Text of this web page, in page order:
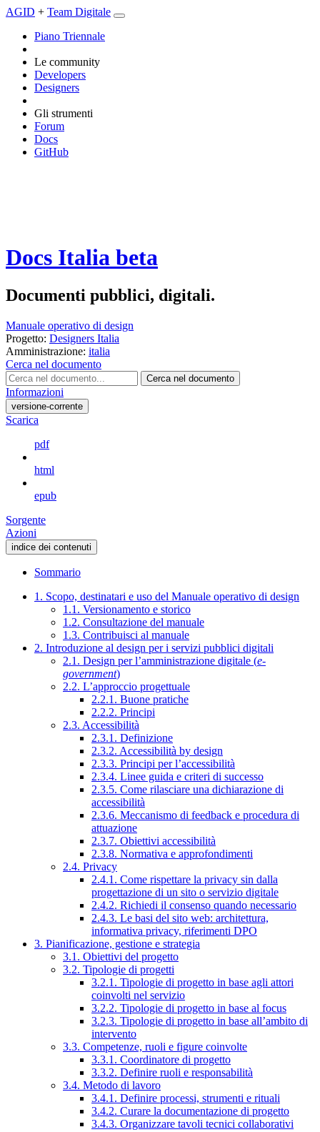
AGID + Team Digitale
Piano Triennale
Le community
Developers
Designers
Gli strumenti
Forum
Docs
GitHub
Docs Italia beta
Documenti pubblici, digitali.
Manuale operativo di design
Progetto: Designers Italia
Amministrazione: italia
Cerca nel documento
Cerca nel documento
Informazioni
versione-corrente
Scarica
pdf
html
epub
Sorgente
Azioni
indice dei contenuti
Sommario
1. Scopo, destinatari e uso del Manuale operativo di design
1.1. Versionamento e storico
1.2. Consultazione del manuale
1.3. Contribuisci al manuale
2. Introduzione al design per i servizi pubblici digitali
2.1. Design per l’amministrazione digitale (e-
government)
2.2. L’approccio progettuale
2.2.1. Buone pratiche
2.2.2. Principi
2.3. Accessibilità
2.3.1. Definizione
2.3.2. Accessibilità by design
2.3.3. Principi per l’accessibilità
2.3.4. Linee guida e criteri di successo
2.3.5. Come rilasciare una dichiarazione di
accessibilità
2.3.6. Meccanismo di feedback e procedura di
attuazione
2.3.7. Obiettivi accessibilità
2.3.8. Normativa e approfondimenti
2.4. Privacy
2.4.1. Come rispettare la privacy sin dalla
progettazione di un sito o servizio digitale
2.4.2. Richiedi il consenso quando necessario
2.4.3. Le basi del sito web: architettura,
informativa privacy, riferimenti DPO
3. Pianificazione, gestione e strategia
3.1. Obiettivi del progetto
3.2. Tipologie di progetti
3.2.1. Tipologie di progetto in base agli attori
coinvolti nel servizio
3.2.2. Tipologie di progetto in base al focus
3.2.3. Tipologie di progetto in base all’ambito di
intervento
3.3. Competenze, ruoli e figure coinvolte
3.3.1. Coordinatore di progetto
3.3.2. Definire ruoli e responsabilità
3.4. Metodo di lavoro
3.4.1. Definire processi, strumenti e rituali
3.4.2. Curare la documentazione di progetto
3.4.3. Organizzare tavoli tecnici collaborativi